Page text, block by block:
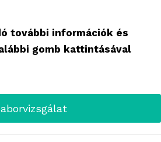
további információk és
gomb kattintásával